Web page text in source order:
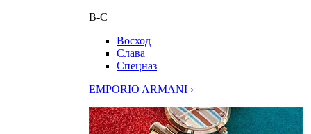
В-С
Восход
Слава
Спецназ
EMPORIO ARMANI ›